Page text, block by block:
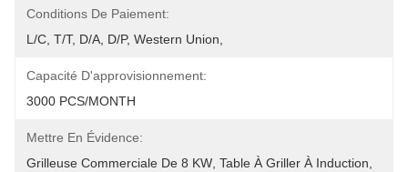
Conditions De Paiement:
L/C, T/T, D/A, D/P, Western Union,
Capacité D'approvisionnement:
3000 PCS/MONTH
Mettre En Évidence:
Grilleuse Commerciale De 8 KW Table À Griller À Induction